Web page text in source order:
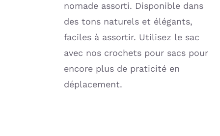
nomade assorti. Disponible dans
des tons naturels et élégants,
faciles à assortir. Utilisez le sac
avec nos crochets pour sacs pour
encore plus de praticité en
déplacement.